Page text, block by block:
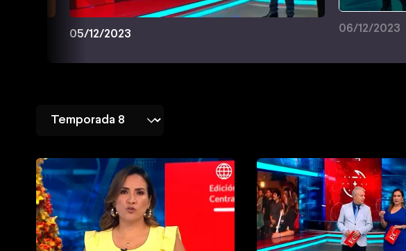
05/12/2023
06/12/2023